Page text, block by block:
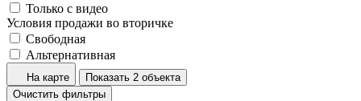
Только с видео
Условия продажи во вторичке
Свободная
Альтернативная
На карте
Показать 2 объекта
Очистить фильтры